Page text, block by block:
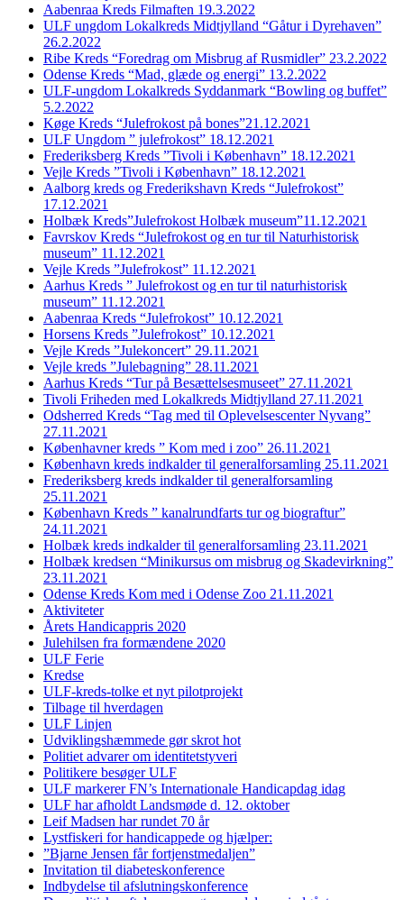
Aabenraa Kreds Filmaften 19.3.2022
ULF ungdom Lokalkreds Midtjylland “Gåtur i Dyrehaven”
26.2.2022
Ribe Kreds “Foredrag om Misbrug af Rusmidler” 23.2.2022
Odense Kreds “Mad, glæde og energi” 13.2.2022
ULF-ungdom Lokalkreds Syddanmark “Bowling og buffet”
5.2.2022
Køge Kreds “Julefrokost på bones”21.12.2021
ULF Ungdom ” julefrokost” 18.12.2021
Frederiksberg Kreds ”Tivoli i København” 18.12.2021
Vejle Kreds ”Tivoli i København” 18.12.2021
Aalborg kreds og Frederikshavn Kreds “Julefrokost”
17.12.2021
Holbæk Kreds”Julefrokost Holbæk museum”11.12.2021
Favrskov Kreds “Julefrokost og en tur til Naturhistorisk
museum” 11.12.2021
Vejle Kreds ”Julefrokost” 11.12.2021
Aarhus Kreds ” Julefrokost og en tur til naturhistorisk
museum” 11.12.2021
Aabenraa Kreds “Julefrokost” 10.12.2021
Horsens Kreds ”Julefrokost” 10.12.2021
Vejle Kreds ”Julekoncert” 29.11.2021
Vejle kreds ”Julebagning” 28.11.2021
Aarhus Kreds “Tur på Besættelsesmuseet” 27.11.2021
Tivoli Friheden med Lokalkreds Midtjylland 27.11.2021
Odsherred Kreds “Tag med til Oplevelsescenter Nyvang”
27.11.2021
Københavner kreds ” Kom med i zoo” 26.11.2021
København kreds indkalder til generalforsamling 25.11.2021
Frederiksberg kreds indkalder til generalforsamling
25.11.2021
København Kreds ” kanalrundfarts tur og biograftur”
24.11.2021
Holbæk kreds indkalder til generalforsamling 23.11.2021
Holbæk kredsen “Minikursus om misbrug og Skadevirkning”
23.11.2021
Odense Kreds Kom med i Odense Zoo 21.11.2021
Aktiviteter
Årets Handicappris 2020
Julehilsen fra formændene 2020
ULF Ferie
Kredse
ULF-kreds-tolke et nyt pilotprojekt
Tilbage til hverdagen
ULF Linjen
Udviklingshæmmede gør skrot hot
Politiet advarer om identitetstyveri
Politikere besøger ULF
ULF markerer FN’s Internationale Handicapdag idag
ULF har afholdt Landsmøde d. 12. oktober
Leif Madsen har rundet 70 år
Lystfiskeri for handicappede og hjælper:
”Bjarne Jensen får fortjenstmedaljen”
Invitation til diabeteskonference
Indbydelse til afslutningskonference